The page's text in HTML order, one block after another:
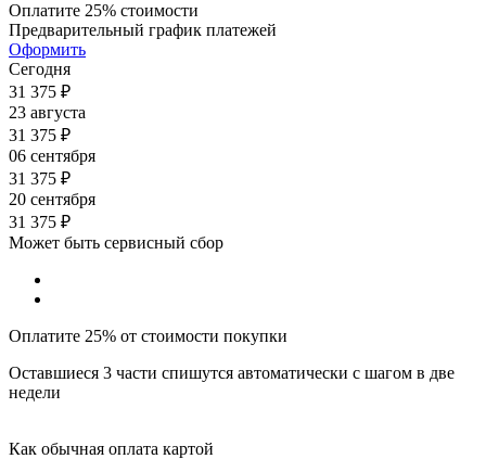
Оплатите 25% стоимости
Предварительный график платежей
Оформить
Сегодня
31 375 ₽
23 августа
31 375 ₽
06 сентября
31 375 ₽
20 сентября
31 375 ₽
Может быть сервисный сбор
Оплатите 25% от стоимости покупки
Оставшиеся 3 части спишутся автоматически с шагом в две
недели
Как обычная оплата картой